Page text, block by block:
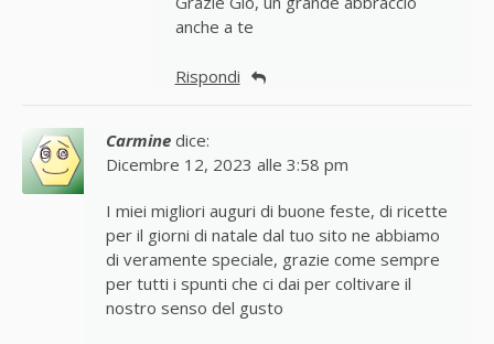
anche a te
Rispondi
Carmine dice:
Dicembre 12, 2023 alle 3:58 pm
I miei migliori auguri di buone feste, di ricette
per il giorni di natale dal tuo sito ne abbiamo
di veramente speciale, grazie come sempre
per tutti i spunti che ci dai per coltivare il
nostro senso del gusto